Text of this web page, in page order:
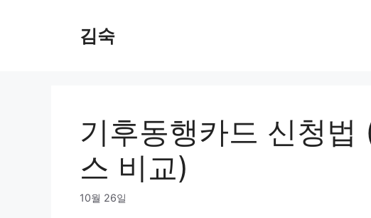
김숙
기후동행카드 신청법
스 비교)
10월 26일